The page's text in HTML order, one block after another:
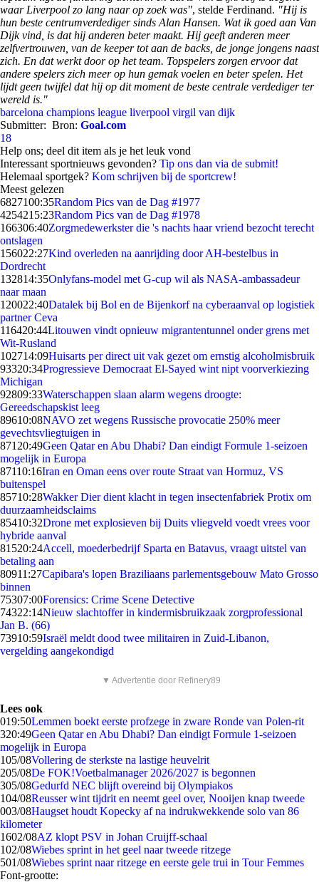
waar Liverpool zo lang naar op zoek was", stelde Ferdinand. "Hij is
hun beste centrumverdediger sinds Alan Hansen. Wat ik goed aan Van
Dijk vind, is dat hij anderen beter maakt. Hij geeft anderen meer
zelfvertrouwen, van de keeper tot aan de backs, de jonge jongens naast
zich. En dat werkt door op het team. Topspelers zorgen ervoor dat
andere spelers zich meer op hun gemak voelen en beter spelen. Het
lijdt geen twijfel dat hij op dit moment de beste centrale verdediger ter
wereld is."
barcelona champions league liverpool virgil van dijk
Submitter: Bron: Goal.com
18
Help ons; deel dit item als je het leuk vond
Interessant sportnieuws gevonden? Tip ons dan via de submit!
Helemaal sportgek? Kom schrijven bij de sportcrew!
Meest gelezen
6827100:35Random Pics van de Dag #1977
4254215:23Random Pics van de Dag #1978
166306:40Zorgmedewerkster die 's nachts haar vriend bezocht terecht
ontslagen
156022:27Kind overleden na aanrijding door AH-bestelbus in
Dordrecht
132814:35Onlyfans-model met G-cup wil als NASA-ambassadeur
naar maan
120022:40Datalek bij Bol en de Bijenkorf na cyberaanval op logistiek
partner Ceva
116420:44Litouwen vindt opnieuw migrantentunnel onder grens met
Wit-Rusland
102714:09Huisarts per direct uit vak gezet om ernstig alcoholmisbruik
93320:34Progressieve Democraat El-Sayed wint nipt voorverkiezing
Michigan
92809:33Waterschappen slaan alarm wegens droogte:
Gereedschapskist leeg
89610:08NAVO zet wegens Russische provocatie 250% meer
gevechtsvliegtuigen in
871 20:49Geen Qatar en Abu Dhabi? Dan eindigt Formule 1-seizoen
mogelijk in Europa
87110:16Iran en Oman eens over route Straat van Hormuz, VS
buitenspel
85710:28Wakker Dier dient klacht in tegen insectenfabriek Protix om
duurzaamheidsclaims
85410:32Drone met explosieven bij Duits vliegveld voedt vrees voor
hybride aanval
81520:24Accell, moederbedrijf Sparta en Batavus, vraagt uitstel van
betaling aan
80911:27Capibara's lopen Braziliaans parlementsgebouw Mato Grosso
binnen
75307:00Forensics: Crime Scene Detective
74322:14Nieuw slachtoffer in kindermisbruikzaak zorgprofessional
Jan B. (66)
73910:59Israël meldt dood twee militairen in Zuid-Libanon,
vergelding aangekondigd
▼ Advertentie door Refinery89
Lees ook
019:50Lemmen boekt eerste profzege in zware Ronde van Polen-rit
320:49Geen Qatar en Abu Dhabi? Dan eindigt Formule 1-seizoen
mogelijk in Europa
105/08Vollering de sterkste na lastige heuvelrit
205/08De FOK!Voetbalmanager 2026/2027 is begonnen
305/08Gedurfd NEC blijft overeind bij Olympiakos
104/08Reusser wint tijdrit en neemt geel over, Nooijen knap tweede
003/08Haugset houdt Kopecky af na indrukwekkende solo van 86
kilometer
1602/08AZ klopt PSV in Johan Cruijff-schaal
102/08Wiebes sprint in het geel naar tweede ritzege
501/08Wiebes sprint naar ritzege en eerste gele trui in Tour Femmes
Font-grootte: